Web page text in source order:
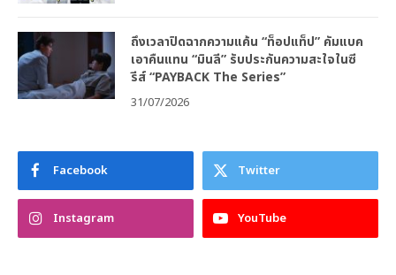
ถึงเวลาปิดฉากความแค้น “ท็อปแท็ป” คัมแบค
เอาคืนแทน “มินลี” รับประกันความสะใจในซี
รีส์ “PAYBACK The Series”
31/07/2026
Facebook Twitter
Instagram YouTube